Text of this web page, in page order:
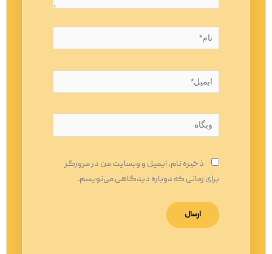
نام*
ایمیل*
وبگاه
ذخیره نام، ایمیل و وبسایت من در مرورگر
برای زمانی که دوباره دیدگاهی می‌نویسم.